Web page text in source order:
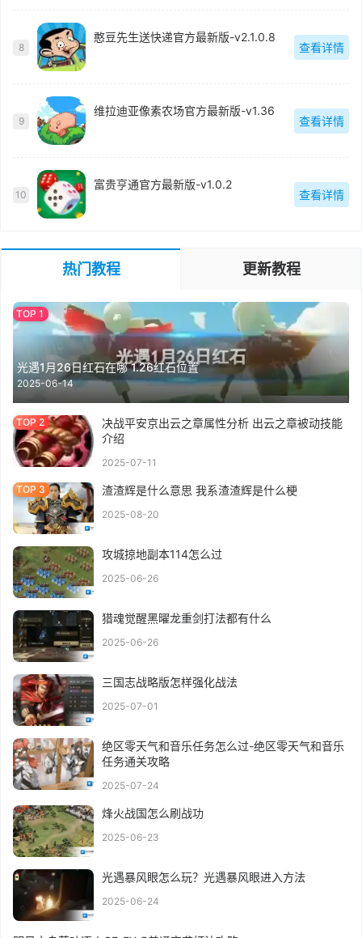
8
憨豆先生送快递官方最新版-v2.1.0.8
查看详情
9
维拉迪亚像素农场官方最新版-v1.36
查看详情
10
富贵亨通官方最新版-v1.0.2
查看详情
热门教程 更新教程
光遇1月26日红石在哪 1.26红石位置
2025-06-14
决战平安京出云之章属性分析 出云之章被动技能
介绍
2025-07-11
渣渣辉是什么意思 我系渣渣辉是什么梗
2025-08-20
攻城掠地副本114怎么过
2025-06-26
猎魂觉醒黑曜龙重剑打法都有什么
2025-06-26
三国志战略版怎样强化战法
2025-07-01
绝区零天气和音乐任务怎么过-绝区零天气和音乐
任务通关攻略
2025-07-24
烽火战国怎么刷战功
2025-06-23
光遇暴风眼怎么玩？光遇暴风眼进入方法
2025-06-24